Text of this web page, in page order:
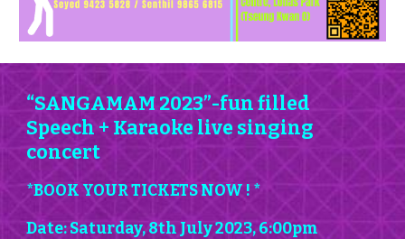
“SANGAMAM 2023”-fun filled
Speech + Karaoke live singing
concert
*BOOK YOUR TICKETS NOW ! *
Date: Saturday, 8th July 2023, 6:00pm